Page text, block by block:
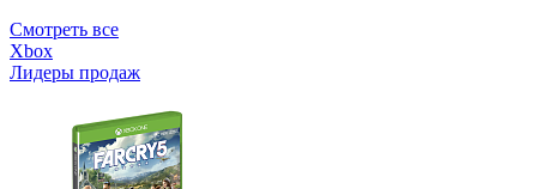
Смотреть все
Xbox
Лидеры продаж